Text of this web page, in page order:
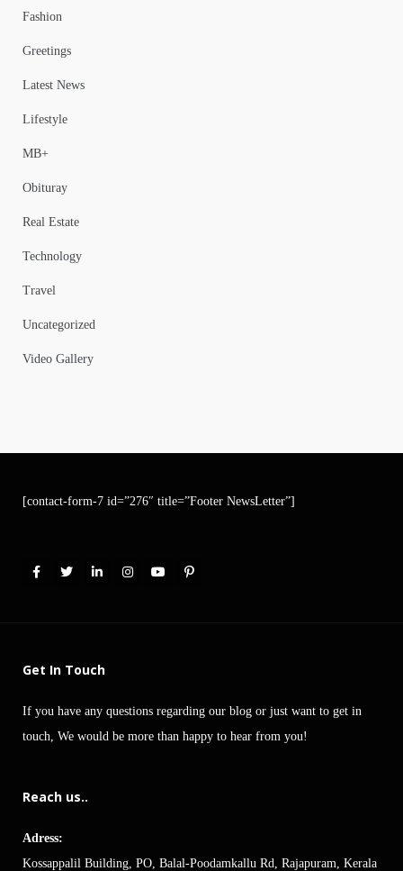
Fashion
Greetings
Latest News
Lifestyle
MB+
Obituray
Real Estate
Technology
Travel
Uncategorized
Video Gallery
[contact-form-7 id=”276″ title=”Footer NewsLetter”]
Get In Touch
If you have any questions regarding our blog or just want to get in
touch, We would be more than happy to hear from you!
Reach us..
Adress:
Kossappalil Building, PO, Balal-Poodamkallu Rd, Rajapuram, Kerala